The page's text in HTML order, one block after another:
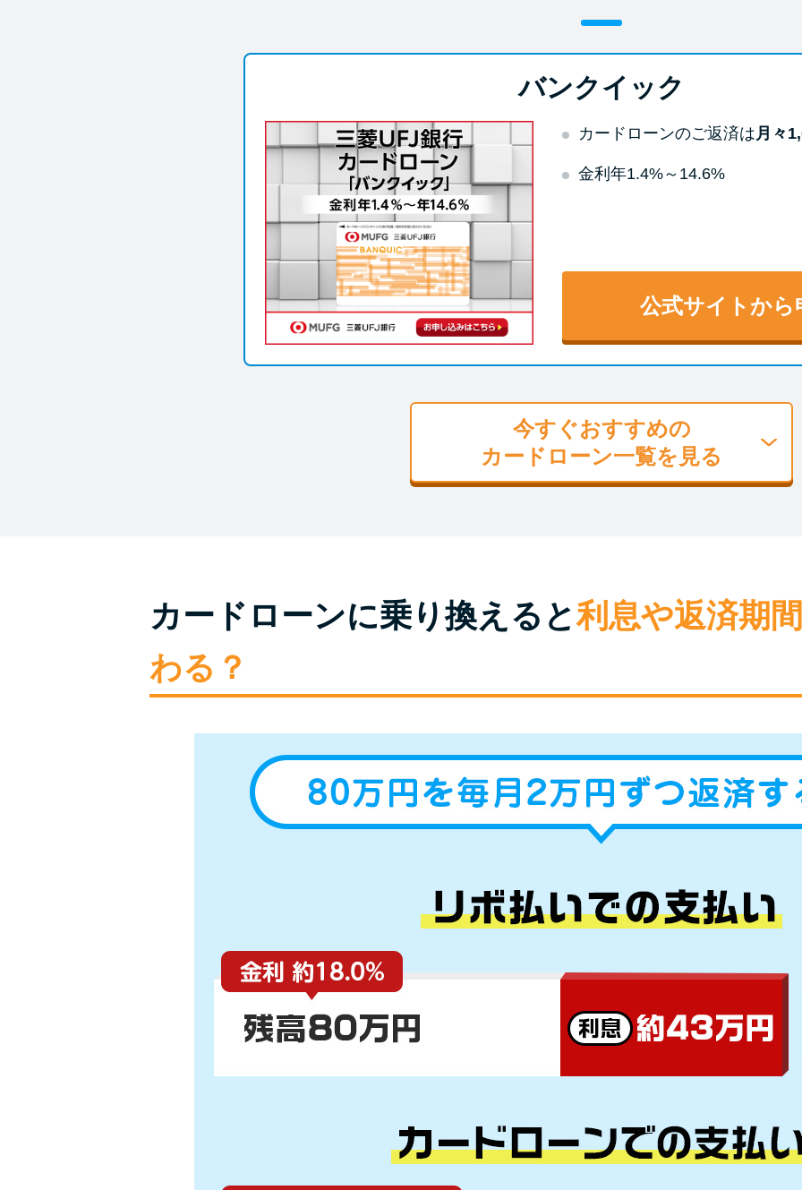
バンクイック
カードローンのご返済は 月々
金利年1.4%～14.6%
公式サイトから
今すぐおすすめの
カードローン一覧を見る
カードローンに乗り換えると利息や返済期
わる？